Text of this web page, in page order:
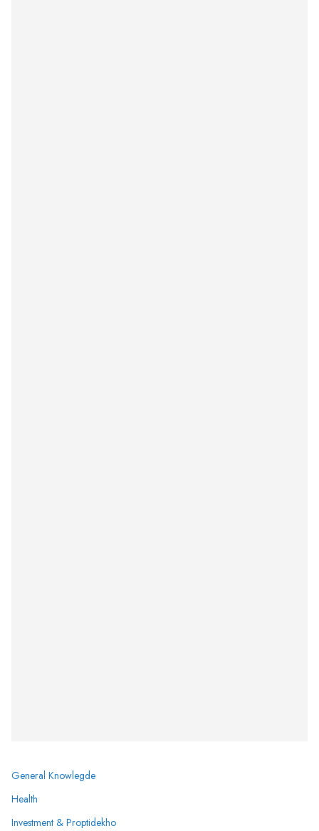
General Knowlegde
Health
Investment & Proptidekho